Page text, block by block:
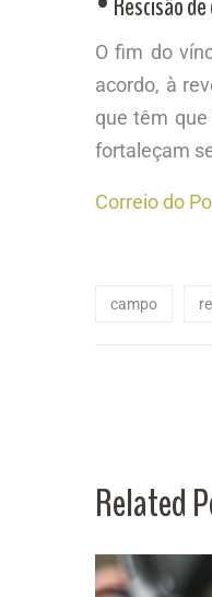
O fim do
acordo, à
que têm
fortaleçam
Correio do
campo
Related